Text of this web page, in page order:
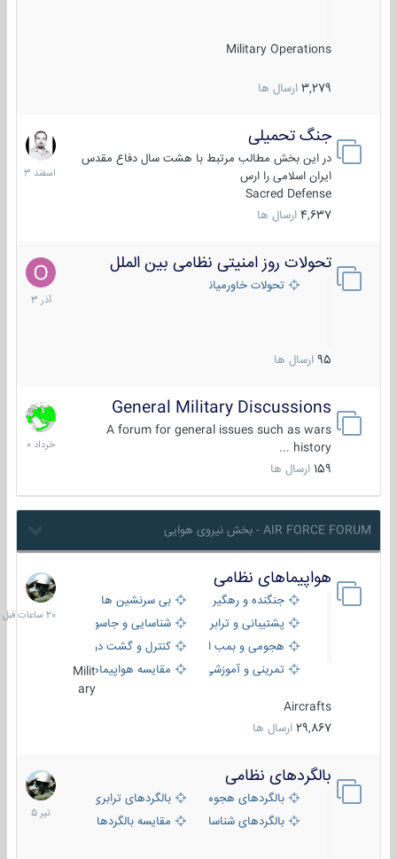
Military Operations
3,279 ارسال ها
جنگ تحمیلی
در این بخش مطالب مرتبط با هشت سال دفاع مقدس
ایران اسلامی را ارس
Sacred Defense
4,637 ارسال ها
20
اسفند
1403
تحولات روز امنیتی نظامی بین الملل
تحولات خاورمیانه
95 ارسال ها
21
آذر
1403
General Military Discussions
A forum for general issues such as wars
history ...
159 ارسال ها
10
خرداد
1400
AIR FORCE FORUM - بخش نیروی هوایی
هواپیماهای نظامی
جنگنده و رهگیر
بی سرنشین ها
پشتیبانی و ترابری
شناسایی و جاسوسی
هجومی و بمب افکن
کنترل و گشت دریایی
تمرینی و آموزشی
مقایسه هواپیماهاMilit
ary
Aircrafts
29,867 ارسال ها
20
ساعات
قبل
بالگردهای نظامی
بالگردهای هجومی
بالگردهای ترابری
بالگردهای شناسایی
مقایسه بالگردها
22
تیر
1405